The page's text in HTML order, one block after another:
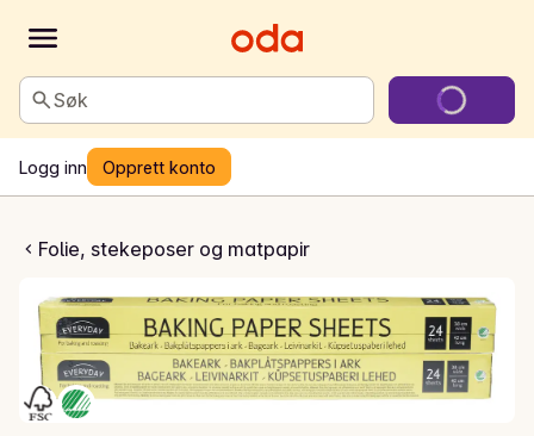
Søk
Logg inn Opprett konto
Folie, stekeposer og matpapir
og bakeark